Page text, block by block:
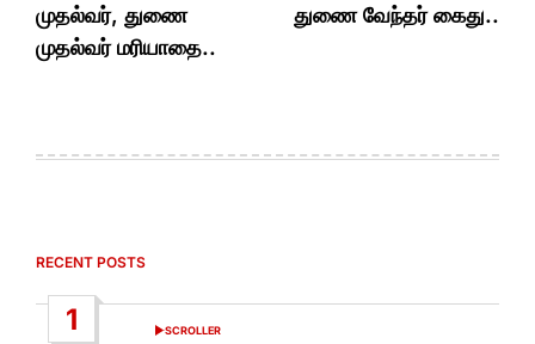
முதல்வர், துணை
முதல்வர் மரியாதை..
துணை வேந்தர் கைது..
RECENT POSTS
1
POSTED
SCROLLER